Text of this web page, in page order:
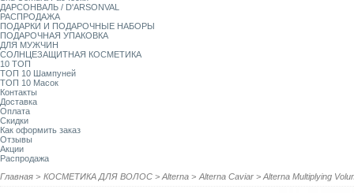
ДАРСОНВАЛЬ / D'ARSONVAL
РАСПРОДАЖА
ПОДАРКИ И ПОДАРОЧНЫЕ НАБОРЫ
ПОДАРОЧНАЯ УПАКОВКА
ДЛЯ МУЖЧИН
СОЛНЦЕЗАЩИТНАЯ КОСМЕТИКА
10 ТОП
ТОП 10 Шампуней
ТОП 10 Масок
Контакты
Доставка
Оплата
Скидки
Как оформить заказ
Отзывы
Акции
Распродажа
Главная > КОСМЕТИКА ДЛЯ ВОЛОС > Alterna > Alterna Caviar > Alterna Multiplying